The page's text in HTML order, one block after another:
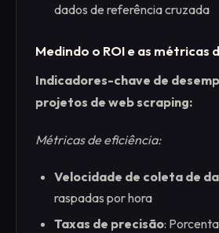
dados de referência cruzada
Medindo o ROI e as métricas
Indicadores-chave de
projetos de web scraping:
Métricas de eficiência:
Velocidade de coleta de
raspadas por hora
Taxas de precisão: